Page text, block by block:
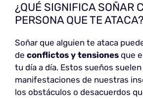
¿QUÉ SIGNIFICA SOÑAR
PERSONA QUE TE ATACA?
Soñar que alguien te ataca
de conflictos y tensiones que
tu día a día. Estos sueños
manifestaciones de nuestras
los obstáculos o desacuerdos